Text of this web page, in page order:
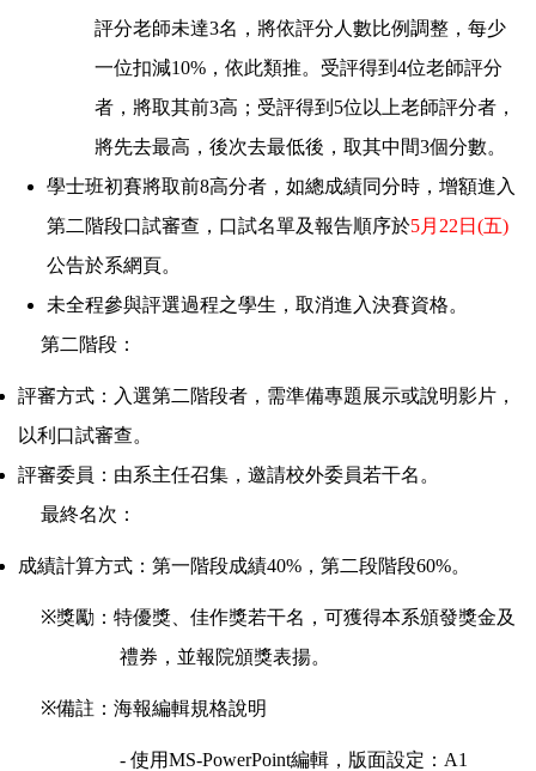
評分老師未達3名，將依評分人數比例調整，每少
一位扣減10% ，依此類推。受評得到 4位老師評分
者，將取其前3高；受評得到 5位以上老師評分者，
將先去最高，後次去最低後，取其中間3個分數。
學士班初賽將取前8高分者，如總成績同分時，增額進入
第二階段口試審查，口試名單及報告順序於5月 22 日 (五)
公告於系網頁。
未全程參與評選過程之學生，取消進入決賽資格。
第二階段：
評審方式：入選第二階段者，需準備專題展示或說明影片，
以利口試審查。
評審委員：由系主任召集，邀請校外委員若干名。
最終名次：
成績計算方式： 第一階段成績40%，第二段階段60%。
※獎勵：特優獎、佳作獎若干名，可獲得本系頒發獎金及
禮券，並報院頒獎表揚。
※備註：海報編輯規格說明
- 使用MS-PowerPoint編輯，版面設定： A1